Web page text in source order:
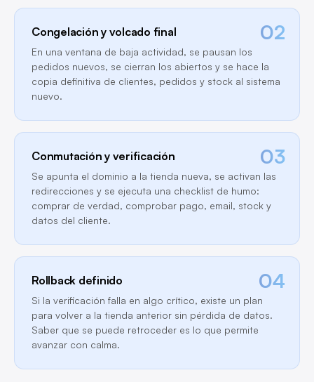
02
Congelación y volcado final
En una ventana de baja actividad, se pausan los
pedidos nuevos, se cierran los abiertos y se hace la
copia definitiva de clientes, pedidos y stock al sistema
nuevo.
03
Conmutación y verificación
Se apunta el dominio a la tienda nueva, se activan las
redirecciones y se ejecuta una checklist de humo:
comprar de verdad, comprobar pago, email, stock y
datos del cliente.
04
Rollback definido
Si la verificación falla en algo crítico, existe un plan
para volver a la tienda anterior sin pérdida de datos.
Saber que se puede retroceder es lo que permite
avanzar con calma.